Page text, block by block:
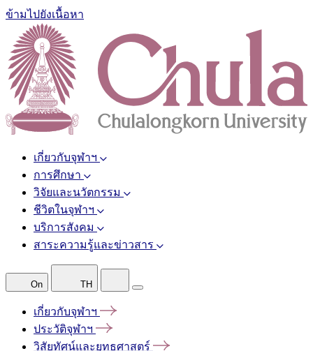
ข้ามไปยังเนื้อหา
เกี่ยวกับจุฬาฯ
การศึกษา
วิจัยและนวัตกรรม
ชีวิตในจุฬาฯ
บริการสังคม
สาระความรู้และข่าวสาร
On TH
เกี่ยวกับจุฬาฯ
ประวัติจุฬาฯ
วิสัยทัศน์และยุทธศาสตร์